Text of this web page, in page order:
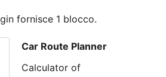
fornisce 1 blocco.
Car Route Planner
Calculator of